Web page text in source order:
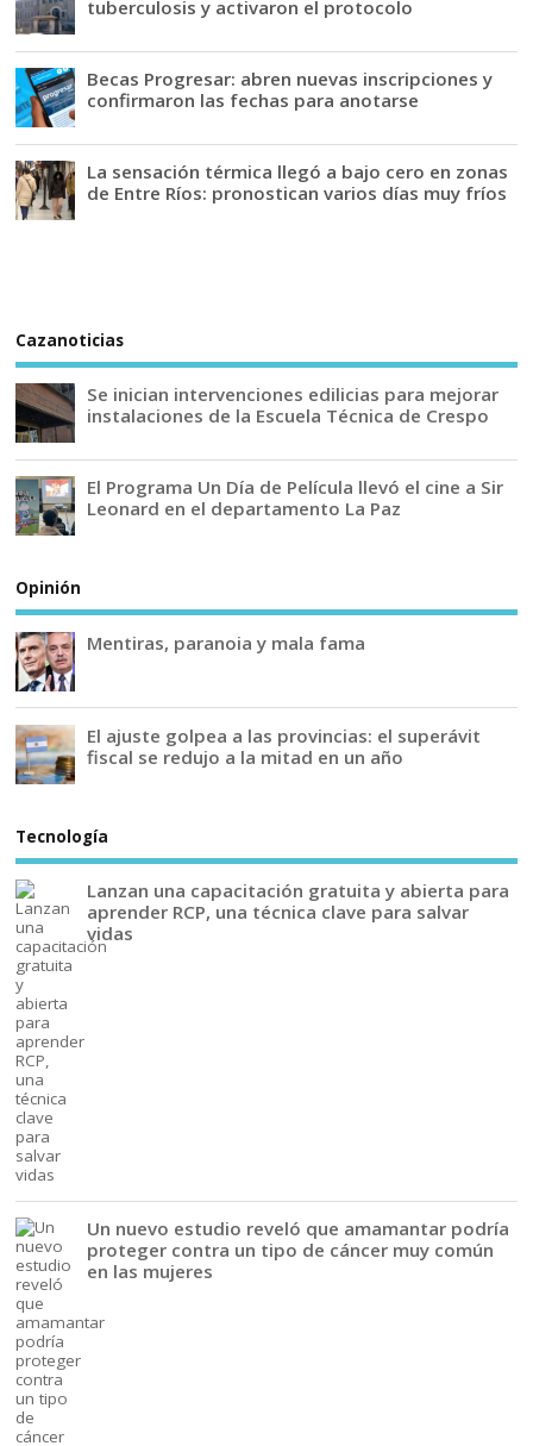
tuberculosis y activaron el protocolo
Becas Progresar: abren nuevas inscripciones y
confirmaron las fechas para anotarse
La sensación térmica llegó a bajo cero en zonas
de Entre Ríos: pronostican varios días muy fríos
Cazanoticias
Se inician intervenciones edilicias para mejorar
instalaciones de la Escuela Técnica de Crespo
El Programa Un Día de Película llevó el cine a Sir
Leonard en el departamento La Paz
Opinión
Mentiras, paranoia y mala fama
El ajuste golpea a las provincias: el superávit
fiscal se redujo a la mitad en un año
Tecnología
Lanzan una capacitación gratuita y abierta para
aprender RCP, una técnica clave para salvar
vidas
Un nuevo estudio reveló que amamantar podría
proteger contra un tipo de cáncer muy común
en las mujeres